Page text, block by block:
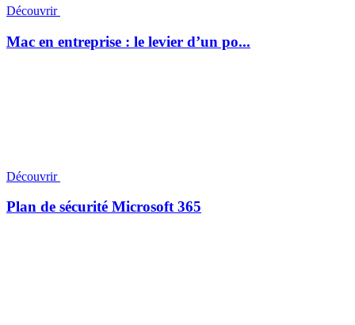
Découvrir
Mac en entreprise : le levier d’un po...
Découvrir
Plan de sécurité Microsoft 365